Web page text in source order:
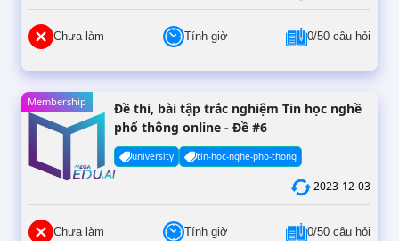
Chưa làm Tính giờ 0/50 câu hỏi
Membership
Đề thi, bài tập trắc nghiệm Tin học nghề
phổ thông online - Đề #6
university tin-hoc-nghe-pho-thong
2023-12-03
Chưa làm Tính giờ 0/50 câu hỏi